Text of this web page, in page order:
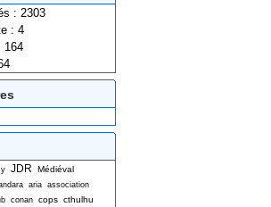
: 2303
: 4
164
JDR
Médiéval
aria association
conan cops cthulhu